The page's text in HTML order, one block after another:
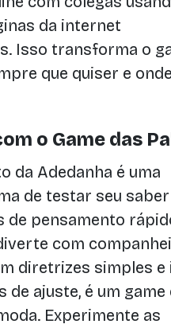
da internet
Isso transforma o
que quiser e
o Game das
da Adedanha é uma
de testar seu saber
de pensamento
com
diretrizes simples
de ajuste, é um game
Experimente as